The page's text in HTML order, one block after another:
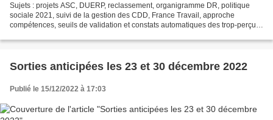
Sujets : projets ASC, DUERP, reclassement, organigramme DR, politique
sociale 2021, suivi de la gestion des CDD, France Travail, approche
compétences, seuils de validation et constats automatiques des trop-perçus,
Sorties anticipées les 23 et 30 décembre 2022
Publié le 15/12/2022 à 17:03